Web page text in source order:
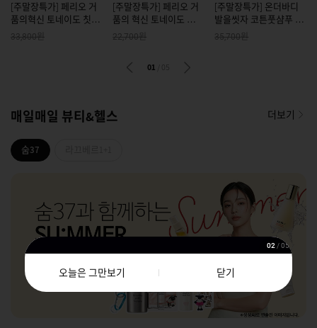
02 /05
오늘은 그만보기 닫기
[주말장특가] 페리오 거
품의혁신 토네이도 칫솔
부드러운 미세모 레귤러
33,800원
[주말장특가] 페리오 거
품의 혁신 토네이도 와이
드 칫솔 부드러운 미세모
22,700원
[주말장특가] 온더바디
발을씻자 코튼풋샴푸 레
몬향 385ml * 3개
35,700원
01
매일매일 뷰티&헬스 더보기
숨37